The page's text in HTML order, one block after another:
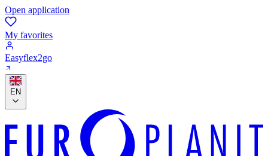
Open application
My favorites
Easyflex2go
EN